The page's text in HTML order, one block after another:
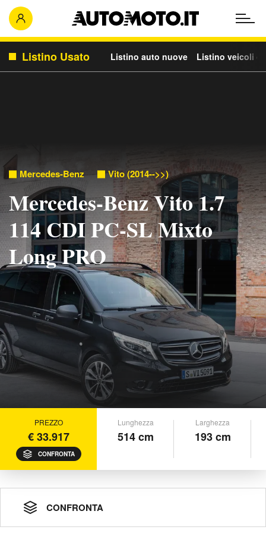
Listino Usato Listino auto nuove Listino veicoli
Mercedes-Benz Vito (2014-->>)
Mercedes-Benz Vito 1.7
114 CDI PC-SL Mixto
Long PRO
PREZZO
€ 33.917
CONFRONTA
Lunghezza
514 cm
Larghezza
193 cm
CONFRONTA